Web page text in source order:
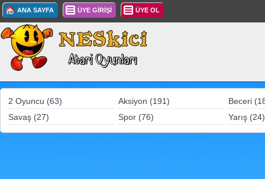
ANA SAYFA ÜYE GİRİŞİ ÜYE OL
2 Oyuncu (63) Aksiyon (191)
Beceri
Savaş (27)
Spor (76) Yarış (24)